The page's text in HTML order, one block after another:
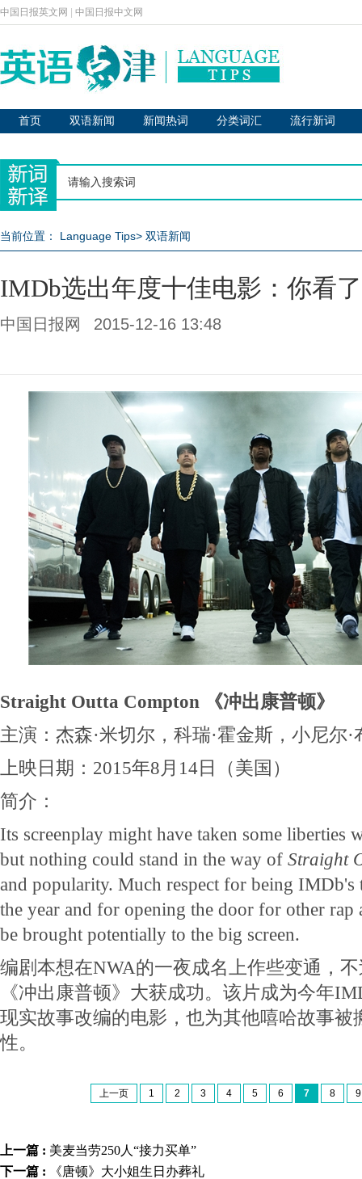
中国日报英文网 中国日报中文网
首页 双语新闻 新闻热词 分类词汇 流行新词
当前位置： Language Tips> 双语新闻
IMDb选出年度十佳电影：你看
中国日报网 2015-12-16 13:48
Straight Outta Compton 《冲出康普顿》
主演：杰森·米切尔，科瑞·霍金斯，小尼尔
上映日期：2015年8月14日（美国）
简介：
Its screenplay might have taken some liberties
but nothing could stand in the way of Straight
and popularity. Much respect for being IMDb's
the year and for opening the door for other rap
be brought potentially to the big screen.
编剧本想在NWA的一夜成名上作些变通，
《冲出康普顿》大获成功。该片成为今年
现实故事改编的电影，也为其他嘻哈故事被
性。
上一页 1 2 3 4 5 6 7 8 9
上一篇 : 美麦当劳250人“接力买单”
下一篇 :
《唐顿》大小姐生日办葬礼